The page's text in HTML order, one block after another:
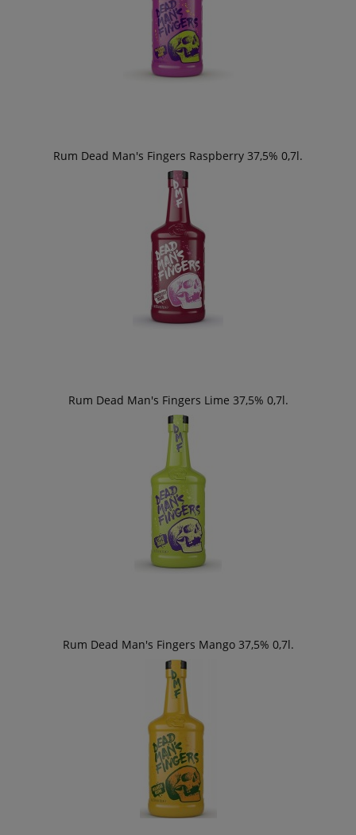
Rum Dead Man's Fingers Raspberry 37,5% 0,7l.
Rum Dead Man's Fingers Lime 37,5% 0,7l.
Rum Dead Man's Fingers Mango 37,5% 0,7l.